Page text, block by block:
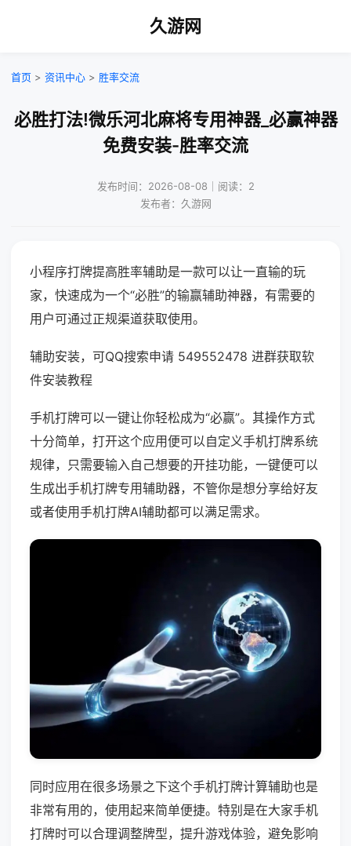
久游网
首页 > 资讯中心 > 胜率交流
必胜打法!微乐河北麻将专用神器_必赢神器
免费安装-胜率交流
发布时间：2026-08-08｜阅读：2
发布者：久游网
小程序打牌提高胜率辅助是一款可以让一直输的玩
家，快速成为一个“必胜”的输赢辅助神器，有需要的
用户可通过正规渠道获取使用。
辅助安装，可QQ搜索申请 549552478 进群获取软
件安装教程
手机打牌可以一键让你轻松成为“必赢”。其操作方式
十分简单，打开这个应用便可以自定义手机打牌系统
规律，只需要输入自己想要的开挂功能，一键便可以
生成出手机打牌专用辅助器，不管你是想分享给好友
或者使用手机打牌AI辅助都可以满足需求。
同时应用在很多场景之下这个手机打牌计算辅助也是
非常有用的，使用起来简单便捷。特别是在大家手机
打牌时可以合理调整牌型，提升游戏体验，避免影响